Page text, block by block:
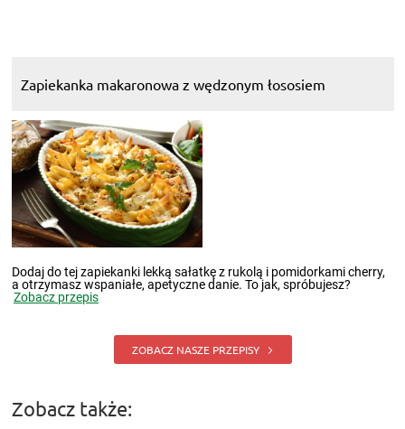
Zapiekanka makaronowa z wędzonym łososiem
Dodaj do tej zapiekanki lekką sałatkę z rukolą i pomidorkami cherry,
a otrzymasz wspaniałe, apetyczne danie. To jak, spróbujesz?
Zobacz przepis
ZOBACZ NASZE PRZEPISY
Zobacz także: